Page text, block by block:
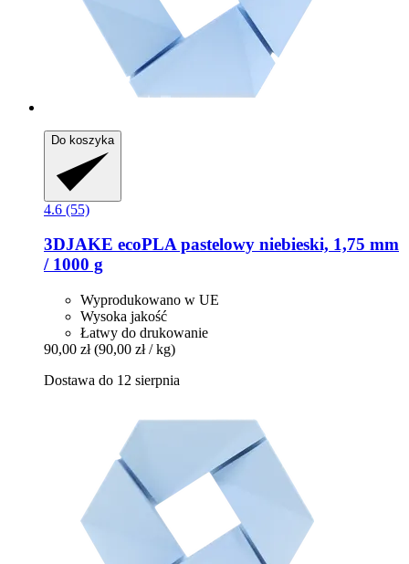
Do koszyka
4.6 (55)
3DJAKE ecoPLA pastelowy niebieski, 1,75 mm
/ 1000 g
Wyprodukowano w UE
Wysoka jakość
Łatwy do drukowanie
90,00 zł (90,00 zł / kg)
Dostawa do 12 sierpnia